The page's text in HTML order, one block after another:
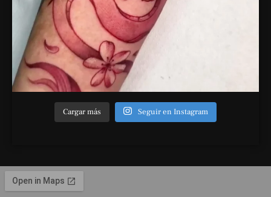
Cargar más Seguir en Instagram